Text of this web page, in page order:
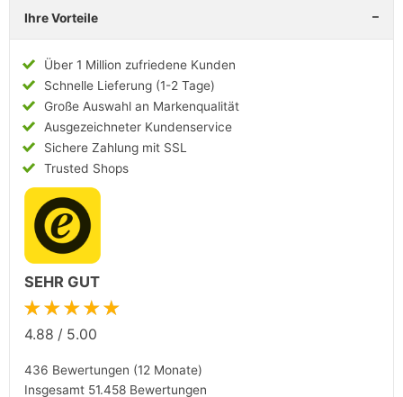
Ihre Vorteile
Über 1 Million zufriedene Kunden
Schnelle Lieferung (1-2 Tage)
Große Auswahl an Markenqualität
Ausgezeichneter Kundenservice
Sichere Zahlung mit SSL
Trusted Shops
SEHR GUT
★★★★★
4.88 / 5.00
436 Bewertungen (12 Monate)
Insgesamt 51.458 Bewertungen